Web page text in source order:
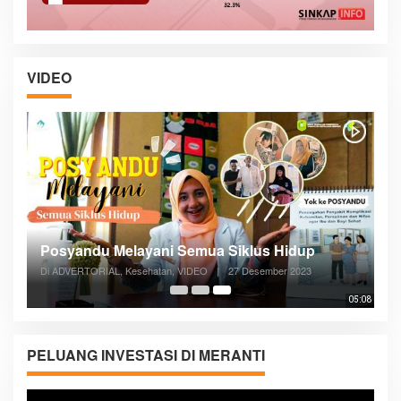
VIDEO
05:08
Posyandu Melayani Semua Siklus Hidup
Di ADVERTORIAL, Kesehatan, VIDEO | 27 Desember 2023
PELUANG INVESTASI DI MERANTI
Pemutar